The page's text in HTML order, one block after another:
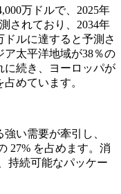
万ドルで、2025年
されており、2034年
ドルに達すると予測さ
太平洋地域が38％の
に続き、ヨーロッパが
めています。
い需要が牽引し、
27% を占めます。消
持続可能なパッケー